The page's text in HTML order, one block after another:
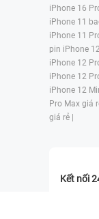
iPhone 16
iPhone 11
iPhone 11
pin iPhone
iPhone 12
iPhone 12
iPhone 12
Pro Max giá
giá rẻ |
Kết nối